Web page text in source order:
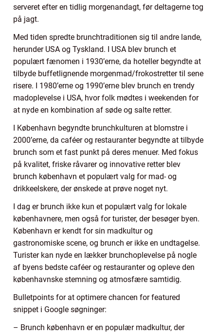
serveret efter en tidlig morgenandagt, før deltagerne tog
på jagt.
Med tiden spredte brunchtraditionen sig til andre lande,
herunder USA og Tyskland. I USA blev brunch et
populært fænomen i 1930’erne, da hoteller begyndte at
tilbyde buffetlignende morgenmad/frokostretter til sene
risere. I 1980’erne og 1990’erne blev brunch en trendy
madoplevelse i USA, hvor folk mødtes i weekenden for
at nyde en kombination af søde og salte retter.
I København begyndte brunchkulturen at blomstre i
2000’erne, da caféer og restauranter begyndte at tilbyde
brunch som et fast punkt på deres menuer. Med fokus
på kvalitet, friske råvarer og innovative retter blev
brunch københavn et populært valg for mad- og
drikkeelskere, der ønskede at prøve noget nyt.
I dag er brunch ikke kun et populært valg for lokale
københavnere, men også for turister, der besøger byen.
København er kendt for sin madkultur og
gastronomiske scene, og brunch er ikke en undtagelse.
Turister kan nyde en lækker brunchoplevelse på nogle
af byens bedste caféer og restauranter og opleve den
københavnske stemning og atmosfære samtidig.
Bulletpoints for at optimere chancen for featured
snippet i Google søgninger:
– Brunch københavn er en populær madkultur, der